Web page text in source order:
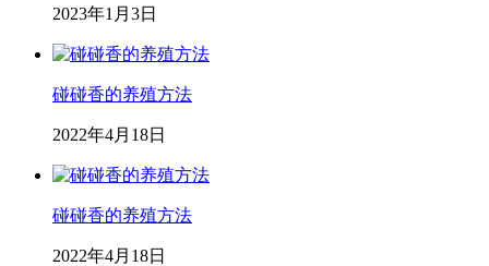
2023年1月3日
碰碰香的养殖方法
2022年4月18日
碰碰香的养殖方法
2022年4月18日